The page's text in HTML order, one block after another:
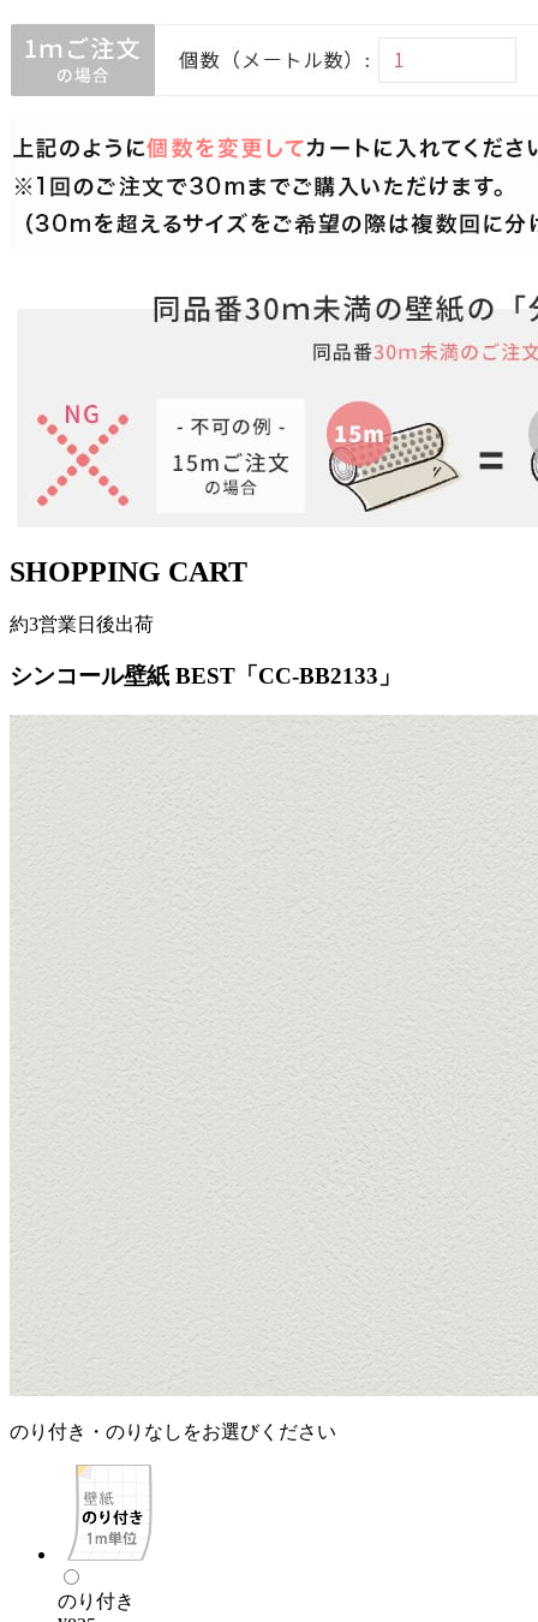
SHOPPING CART
約3営業日後出荷
シンコール壁紙 BEST「CC-BB2133」
のり付き・のりなしをお選びください
のり付き